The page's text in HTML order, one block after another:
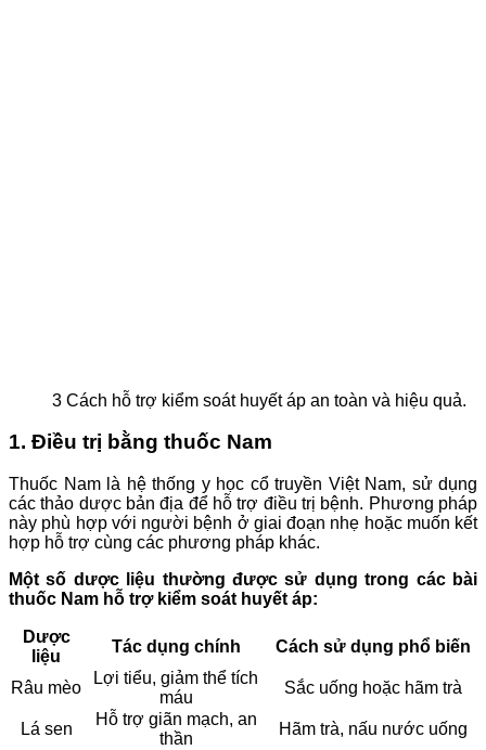
3 Cách hỗ trợ kiểm soát huyết áp an toàn và hiệu quả.
1. Điều trị bằng thuốc Nam
Thuốc Nam là hệ thống y học cổ truyền Việt Nam, sử dụng
các thảo dược bản địa để hỗ trợ điều trị bệnh. Phương pháp
này phù hợp với người bệnh ở giai đoạn nhẹ hoặc muốn kết
hợp hỗ trợ cùng các phương pháp khác.
Một số dược liệu thường được sử dụng trong các bài
thuốc Nam hỗ trợ kiểm soát huyết áp:
Dược
liệu
Tác dụng chính Cách sử dụng phổ biến
Râu mèo
Lợi tiểu, giảm thể tích
máu
Sắc uống hoặc hãm trà
Lá sen
Hỗ trợ giãn mạch, an
thần
Hãm trà, nấu nước uống